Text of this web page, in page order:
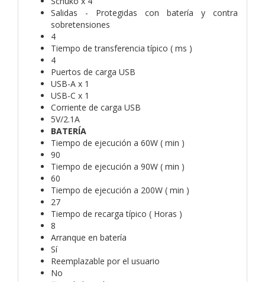
Salidas - Protegidas con batería y contra
sobretensiones
4
Tiempo de transferencia típico ( ms )
4
Puertos de carga USB
USB-A x 1
USB-C x 1
Corriente de carga USB
5V/2.1A
BATERÍA
Tiempo de ejecución a 60W ( min )
90
Tiempo de ejecución a 90W ( min )
60
Tiempo de ejecución a 200W ( min )
27
Tiempo de recarga típico ( Horas )
8
Arranque en batería
Sí
Reemplazable por el usuario
No